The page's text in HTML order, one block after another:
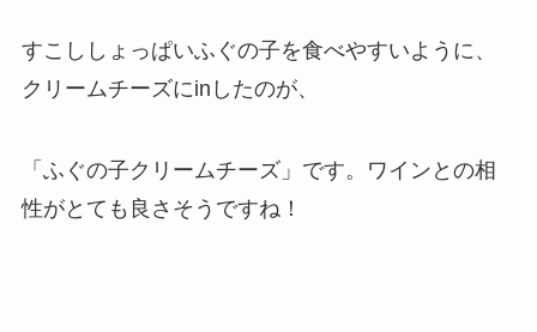
すこししょっぱいふぐの子を食べやすいように、
クリームチーズにinしたのが、
「ふぐの子クリームチーズ」です。ワインとの相
性がとても良さそうですね！